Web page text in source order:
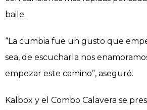
baile.
“La cumbia fue un gusto que
sea, de escucharla nos
empezar este camino”, aseguró.
Kalbox y el Combo Calavera se